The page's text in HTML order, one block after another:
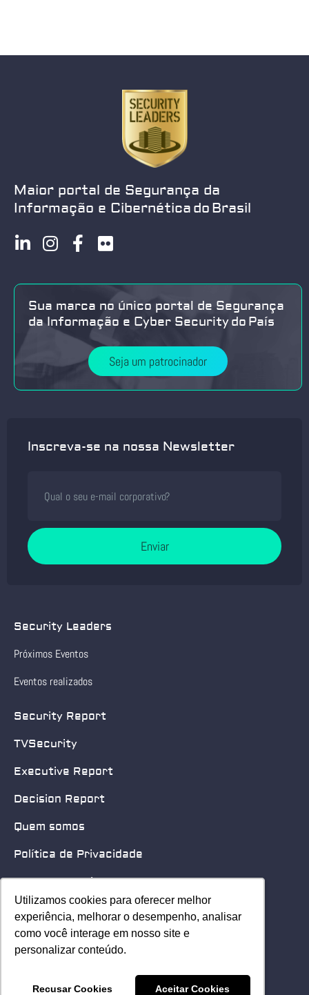
Utilizamos cookies para oferecer melhor
experiência, melhorar o desempenho, analisar
como você interage em nosso site e
personalizar conteúdo.
Recusar Cookies Aceitar Cookies
Utilizamos cookies para oferecer melhor
experiência, melhorar o desempenho, analisar
como você interage em nosso site e
personalizar conteúdo.
Recusar Cookies Aceitar Cookies
Maior portal de Segurança da
Informação e Cibernética do Brasil
Sua marca no único portal de Segurança
da Informação e Cyber Security do País
Seja um patrocinador
Inscreva-se na nossa Newsletter
Enviar
Security Leaders
Próximos Eventos
Eventos realizados
Security Report
TVSecurity
Executive Report
Decision Report
Quem somos
Política de Privacidade
Quero patrocinar
Contato
Home
© 2025 Security Leader. Todos os Direitos Reservados.